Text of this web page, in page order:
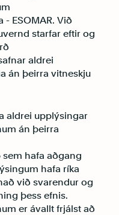
ESOMAR. Við
starfar eftir og
aldrei
án þeirra vitneskju
aldrei upplýsingar
án þeirra
hafa aðgang
hafa ríka
við svarendur og
þess efnis.
er ávallt frjálst að